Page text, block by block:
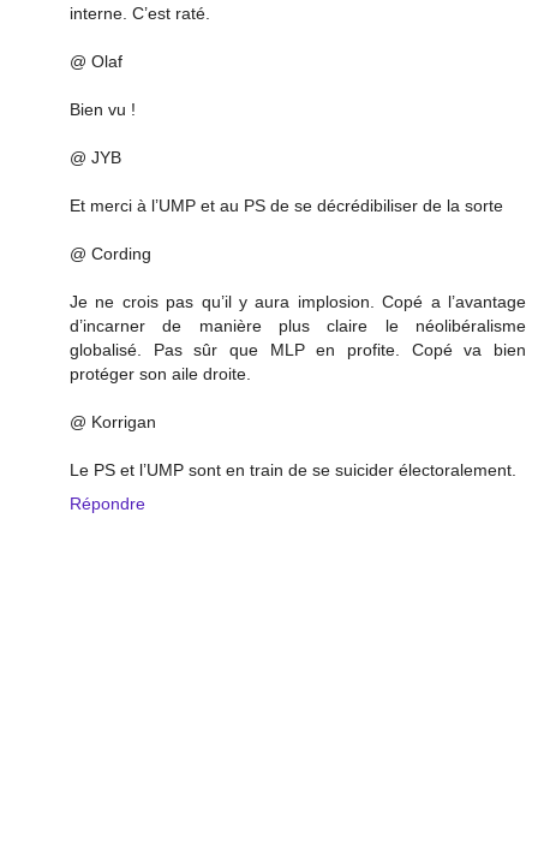
interne. C’est raté.
@ Olaf
Bien vu !
@ JYB
Et merci à l’UMP et au PS de se décrédibiliser de la sorte
@ Cording
Je ne crois pas qu’il y aura implosion. Copé a l’avantage
d’incarner de manière plus claire le néolibéralisme
globalisé. Pas sûr que MLP en profite. Copé va bien
protéger son aile droite.
@ Korrigan
Le PS et l’UMP sont en train de se suicider électoralement.
Répondre